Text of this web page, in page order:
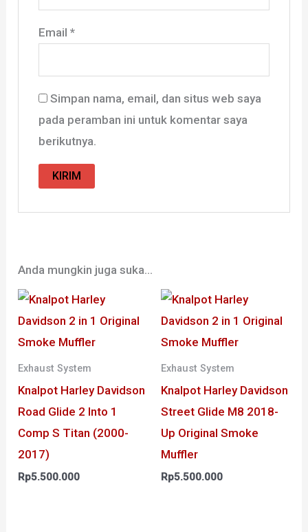
Email *
Simpan nama, email, dan situs web saya
pada peramban ini untuk komentar saya
berikutnya.
Anda mungkin juga suka…
Exhaust System
Knalpot Harley Davidson
Road Glide 2 Into 1
Comp S Titan (2000-
2017)
Rp5.500.000
Exhaust System
Knalpot Harley Davidson
Street Glide M8 2018-
Up Original Smoke
Muffler
Rp5.500.000